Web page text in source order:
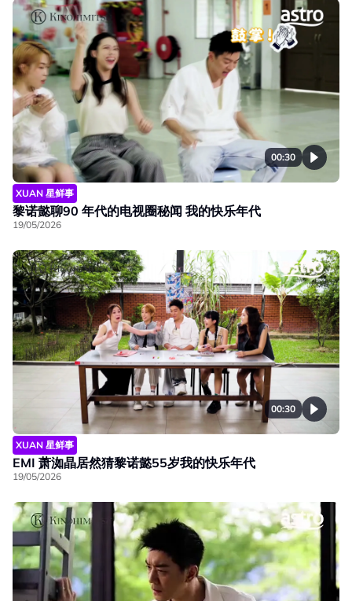
00:30
XUAN 星鲜事
黎诺懿聊90 年代的电视圈秘闻 我的快乐年代
19/05/2026
00:30
XUAN 星鲜事
EMI 萧洳晶居然猜黎诺懿55岁我的快乐年代
19/05/2026